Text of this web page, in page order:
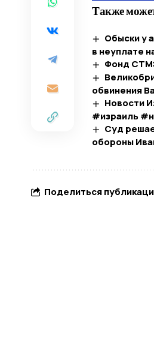
Также
Обыски у
в неуплате
Фонд
обвинения
Новости
#израиль
Суд
обороны
Поделиться